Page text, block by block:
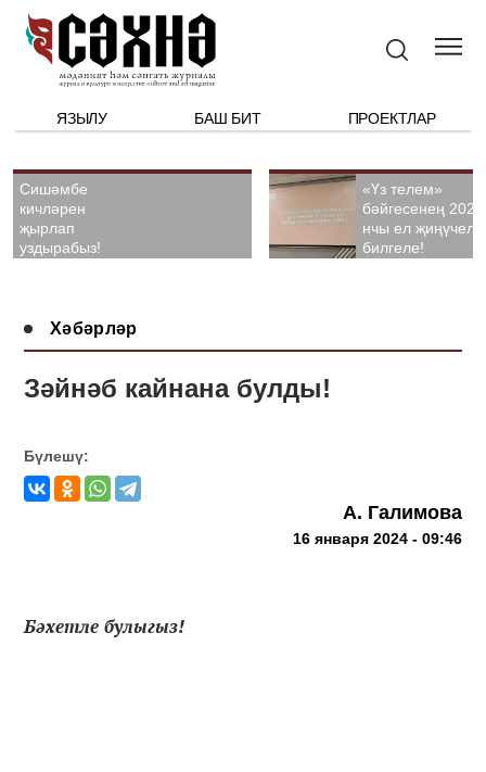
ЯЗЫЛУ БАШ БИТ ПРОЕКТЛАР
Сишәмбе
кичләрен
җырлап
уздырабыз!
«Үз телем»
бәйгесенең 2026
нчы ел
билгеле!
Хәбәрләр
Зәйнәб кайнана булды!
Бүлешү:
А. Галимова
16 января 2024 - 09:46
Бәхетле булыгыз!